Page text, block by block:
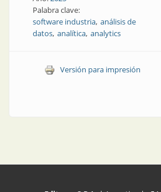
Palabra clave:
software industria análisis de
datos analítica analytics
Versión para impresión